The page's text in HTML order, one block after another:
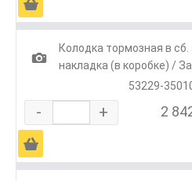
1
Колодка тормозная в
накладка (в коробке) /
53229-
- + 2
Ä